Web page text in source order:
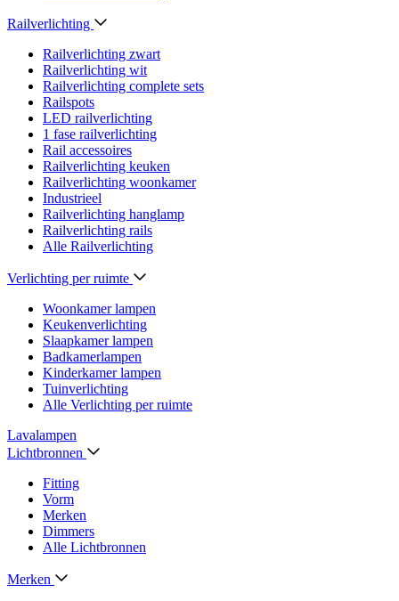
Railverlichting
Railverlichting zwart
Railverlichting wit
Railverlichting complete sets
Railspots
LED railverlichting
1 fase railverlichting
Rail accessoires
Railverlichting keuken
Railverlichting woonkamer
Industrieel
Railverlichting hanglamp
Railverlichting rails
Alle Railverlichting
Verlichting per ruimte
Woonkamer lampen
Keukenverlichting
Slaapkamer lampen
Badkamerlampen
Kinderkamer lampen
Tuinverlichting
Alle Verlichting per ruimte
Lavalampen
Lichtbronnen
Fitting
Vorm
Merken
Dimmers
Alle Lichtbronnen
Merken